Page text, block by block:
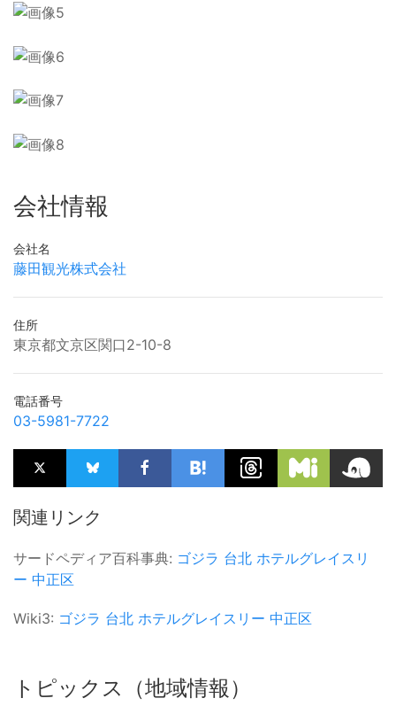
会社情報
会社名
藤田観光株式会社
住所
東京都文京区関口2-10-8
電話番号
03-5981-7722
関連リンク
サードペディア百科事典: ゴジラ 台北 ホテルグレイスリ
ー 中正区
Wiki3: ゴジラ 台北 ホテルグレイスリー 中正区
トピックス（地域情報）